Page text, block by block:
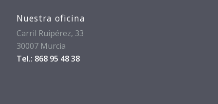
Nuestra oficina
Carril Ruipérez, 33
30007 Murcia
Tel.: 868 95 48 38